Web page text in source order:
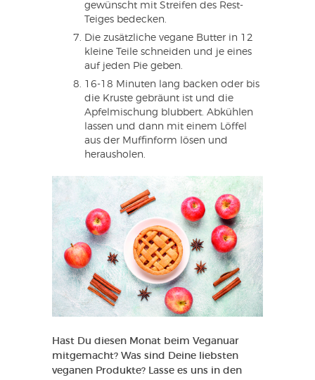
gewünscht mit Streifen des Rest-
Teiges bedecken.
Die zusätzliche vegane Butter in 12
kleine Teile schneiden und je eines
auf jeden Pie geben.
16-18 Minuten lang backen oder bis
die Kruste gebräunt ist und die
Apfelmischung blubbert. Abkühlen
lassen und dann mit einem Löffel
aus der Muffinform lösen und
herausholen.
Hast Du diesen Monat beim Veganuar
mitgemacht? Was sind Deine liebsten
veganen Produkte? Lasse es uns in den